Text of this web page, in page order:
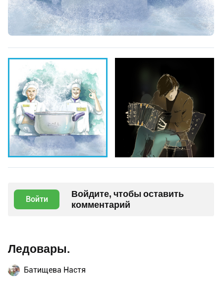
Войти
Войдите, чтобы оставить
комментарий
Ледовары.
Батищева Настя